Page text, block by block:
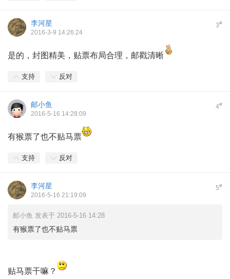
3#
李河星
2016-3-9 14:26:24
是的，封图精美，贴票布局合理，邮戳清晰
支持 反对
4#
邮小鱼
2016-5-16 14:28:09
有猴票了也不贴马票
支持 反对
5#
李河星
2016-5-16 21:19:09
邮小鱼 发表于 2016-5-16 14:28
有猴票了也不贴马票
贴马票干嘛？